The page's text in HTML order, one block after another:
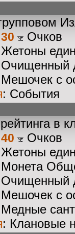
30 Очков
с
: События
в
40 Очков
с
: Клановые